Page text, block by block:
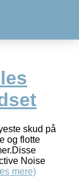
skud på
og flotte
Noise
mere)